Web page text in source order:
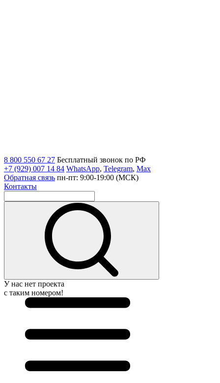
8 800 550 67 27 Бесплатный звонок по РФ
+7 (929) 007 14 84 WhatsApp, Telegram, Max
Обратная связь пн-пт: 9:00-19:00 (МСК)
Контакты
У нас нет проекта
с таким номером!